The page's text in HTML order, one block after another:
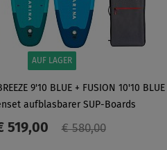
AUF LAGER
9'10 BLUE + FUSION 10'10
aufblasbarer SUP-Boards
519,00 € 580,00